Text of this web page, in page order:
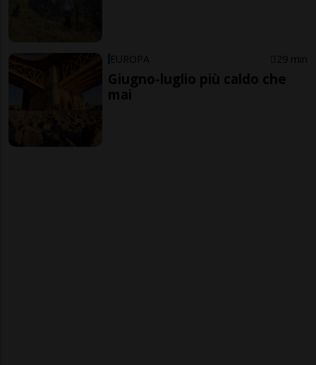
EUROPA 29 min
Giugno-luglio più caldo che
mai